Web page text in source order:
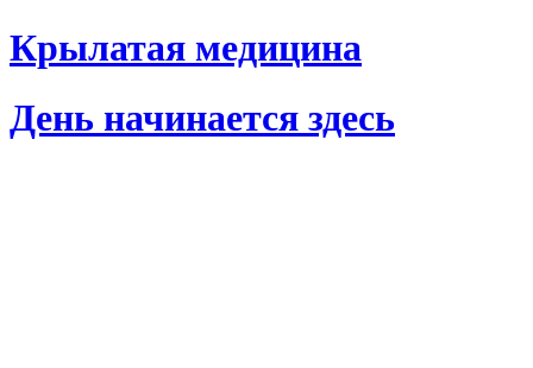
Крылатая медицина
День начинается здесь